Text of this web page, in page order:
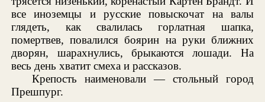
все иноземцы и русские повыскочат на валы
глядеть, как свалилась горлатная шапка,
помертвев, повалился боярин на руки ближних
дворян, шарахнулись, брыкаются лошади. На
весь день хватит смеха и рассказов.
Крепость наименовали — стольный город
Прешпург.